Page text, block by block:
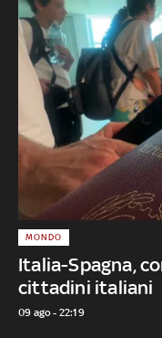
Italia-Spagna,
cittadini italiani
MONDO
09 ago - 22:19